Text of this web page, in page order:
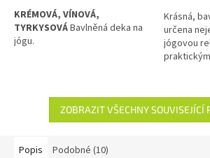
KRÉMOVÁ, VÍNOVÁ,
TYRKYSOVÁBavlněná deka na
jógu.
Krásná,
určena
jógovou
ZOBRAZIT VŠECHNY SOUVISEJÍCÍ
Popis Podobné (10)